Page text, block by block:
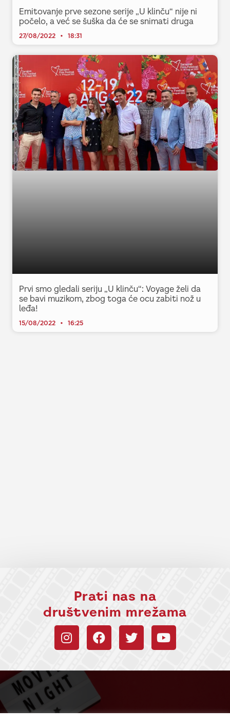
Emitovanje prve sezone serije „U klinču“ nije ni
počelo, a već se šuška da će se snimati druga
27/08/2022 18:31
Prvi smo gledali seriju „U klinču“: Voyage želi da
se bavi muzikom, zbog toga će ocu zabiti nož u
leđa!
15/08/2022 16:25
Prati nas na
društvenim mrežama